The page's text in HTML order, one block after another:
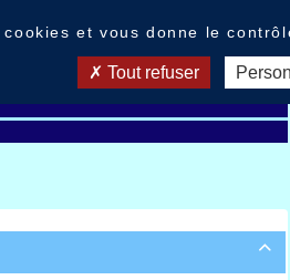

et vous donne le
Tout refuser